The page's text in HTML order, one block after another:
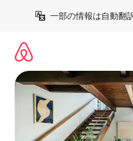
一部の情報は自動翻